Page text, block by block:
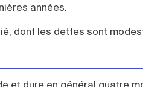
années.
dont les dettes sont